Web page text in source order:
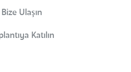
Bize Ulaşın
Katılın